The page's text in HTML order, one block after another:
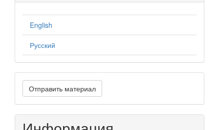
English
Русский
Отправить
материал
Отправить материал